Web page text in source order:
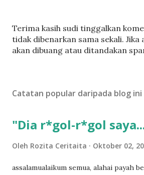
C
a
t
l
Terima kasih sudi tinggalkan
tidak dibenarkan sama sekali. Jika
akan dibuang atau ditandakan
Catatan popular daripada blog ini
"Dia r*gol-r*gol
Oleh Rozita Ceritaita Oktober 02,
assalamualaikum semua, alahai payah